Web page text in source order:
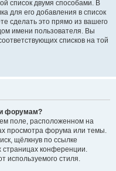
список двумя способами. В
для его добавления в список
сделать это прямо из вашего
имени пользователя. Вы
списков на той
форумам?
поле, расположенном на
просмотра форума или темы.
щёлкнув по ссылке
страницах конференции.
используемого стиля.